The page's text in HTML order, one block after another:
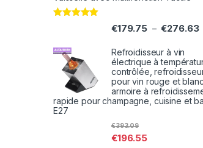
€179.75 – €276.63
Refroidisseur à vin
électrique à
contrôlée,
pour vin rouge et blanc,
armoire à
rapide pour champagne, cuisine et
E27
€196.55
€393.09